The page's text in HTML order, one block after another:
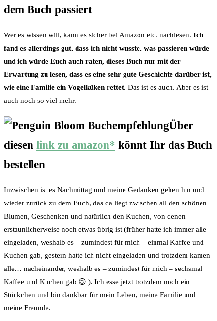
dem Buch passiert
Wer es wissen will, kann es sicher bei Amazon etc. nachlesen. Ich
fand es allerdings gut, dass ich nicht wusste, was passieren würde
und ich würde Euch auch raten, dieses Buch nur mit der
Erwartung zu lesen, dass es eine sehr gute Geschichte darüber ist,
wie eine Familie ein Vogelküken rettet. Das ist es auch. Aber es ist
auch noch so viel mehr.
Über
diesen link zu amazon* könnt Ihr das Buch
bestellen
Inzwischen ist es Nachmittag und meine Gedanken gehen hin und
wieder zurück zu dem Buch, das da liegt zwischen all den schönen
Blumen, Geschenken und natürlich den Kuchen, von denen
erstaunlicherweise noch etwas übrig ist (früher hatte ich immer alle
eingeladen, weshalb es – zumindest für mich – einmal Kaffee und
Kuchen gab, gestern hatte ich nicht eingeladen und trotzdem kamen
alle… nacheinander, weshalb es – zumindest für mich – sechsmal
Kaffee und Kuchen gab 😉 ). Ich esse jetzt trotzdem noch ein
Stückchen und bin dankbar für mein Leben, meine Familie und
meine Freunde.